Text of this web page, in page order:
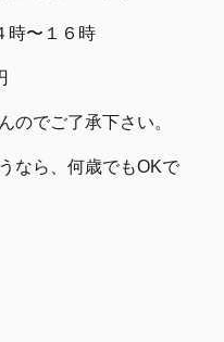
〜１６時
のでご了承下さい。
なら、何歳でもOKで